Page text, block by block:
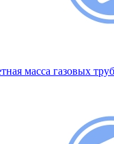
масса газовых труб